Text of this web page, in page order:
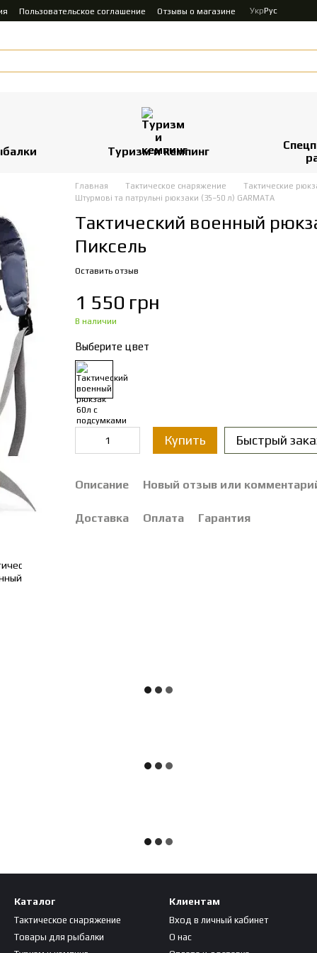
Пользовательское соглашение Отзывы о магазине УкрРус
Туризм и кемпинг
Главная Тактическое снаряжение
Тактические
Штурмові та патрульні рюкзаки (35–50 л) GARMATA
Тактический военный
Пиксель
Оставить отзыв
1 550 грн
В наличии
Выберите цвет
Купить Быстрый
Описание Новый отзыв или
Доставка Оплата Гарантия
Каталог
Тактическое снаряжение
Товары для рыбалки
Клиентам
Вход в личный кабинет
О нас